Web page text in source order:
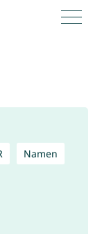
Namen